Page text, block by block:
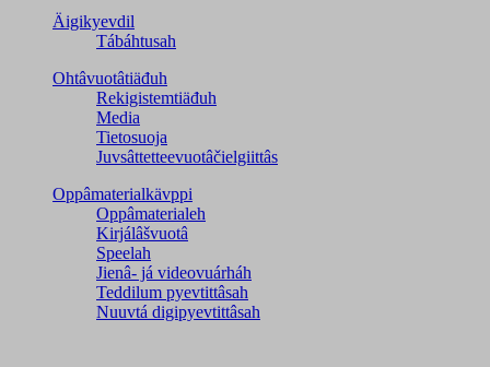
Äigikyevdil
Tábáhtusah
Ohtâvuotâtiäđuh
Rekigistemtiäđuh
Media
Tietosuoja
Juvsâttetteevuotâčielgiittâs
Oppâmaterialkävppi
Oppâmaterialeh
Kirjálâšvuotâ
Speelah
Jienâ- já videovuárháh
Teddilum pyevtittâsah
Nuuvtá digipyevtittâsah